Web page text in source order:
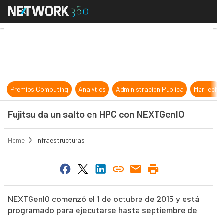
Fujitsu da un salto en HPC con
Premios Computing Analytics Administración Pública
Fujitsu da un salto en HPC con NEXTGenIO
Home Infraestructuras
NEXTGenIO comenzó el 1 de octubre de 2015 y está
programado para ejecutarse hasta septiembre de